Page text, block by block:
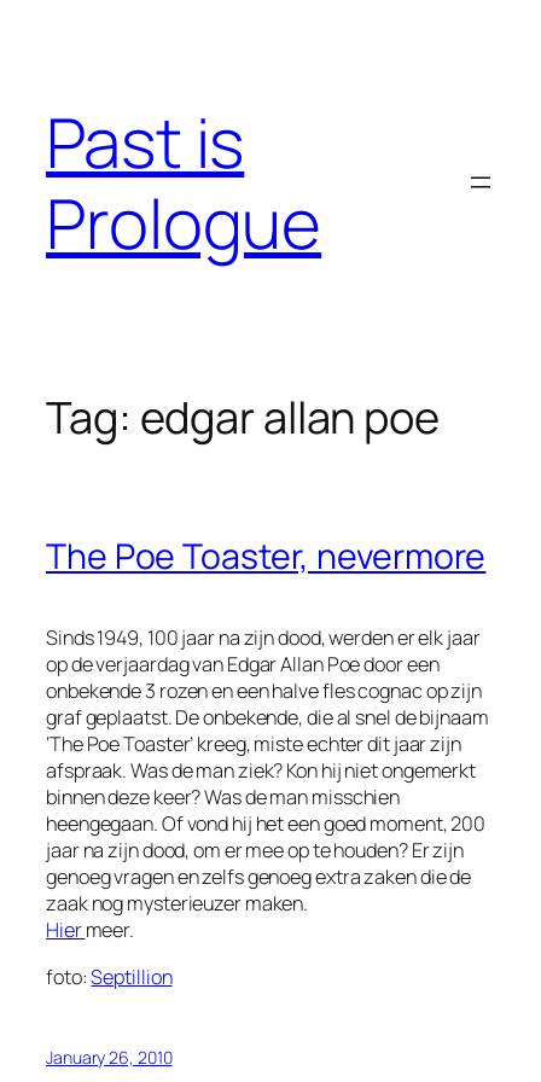
Past is
Prologue
Tag: edgar allan poe
The Poe Toaster, nevermore
Sinds 1949, 100 jaar na zijn dood, werden er elk jaar
op de verjaardag van Edgar Allan Poe door een
onbekende 3 rozen en een halve fles cognac op zijn
graf geplaatst. De onbekende, die al snel de bijnaam
‘The Poe Toaster’ kreeg, miste echter dit jaar zijn
afspraak. Was de man ziek? Kon hij niet ongemerkt
binnen deze keer? Was de man misschien
heengegaan. Of vond hij het een goed moment, 200
jaar na zijn dood, om er mee op te houden? Er zijn
genoeg vragen en zelfs genoeg extra zaken die de
zaak nog mysterieuzer maken.
Hiermeer.
foto:Septillion
January 26, 2010